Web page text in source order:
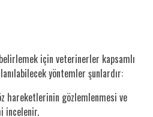
için veterinerler kapsamlı
yöntemler şunlardır:
hareketlerinin gözlemlenmesi ve
incelenir.